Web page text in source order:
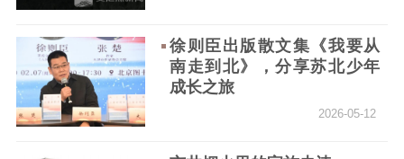
徐则臣出版散文集《我要从
南走到北》，分享苏北少年
成长之旅
2026-05-12